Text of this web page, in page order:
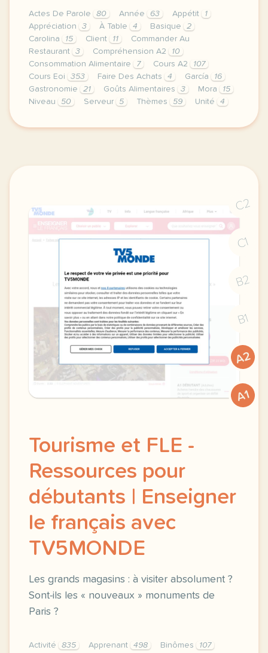
Actes De Parole 80 Année 63 Appétit
1
Appréciation
3 À Table 4 Basique
2
Carolina
15 Client 11
Commander Au
Restaurant
3 Compréhension A2
10
Consommation Alimentaire
7 Cours A2
107
Cours Eoi
353 Faire Des Achats 4 García
16
Gastronomie
21 Goûts Alimentaires 3 Mora
15
Niveau
50 Serveur 5 Thèmes 59 Unité 4
image clipartfest comcette derniere semaine de
C2
C1
B2
B1
A2
A1
Tourisme et FLE -
Ressources pour
débutants | Enseigner
le français avec
TV5MONDE
Les grands magasins : à visiter absolument ?
Sont-ils les « nouveaux » monuments de
Paris ?
Activité 835 Apprenant 498 Binômes
107